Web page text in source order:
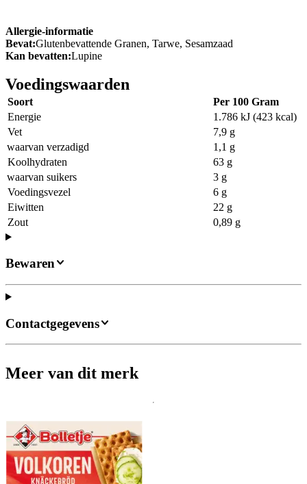
Allergie-informatie
Bevat:Glutenbevattende Granen, Tarwe, Sesamzaad
Kan bevatten:Lupine
Voedingswaarden
Soort
Per 100 Gram
Energie
1.786 kJ (423 kcal)
Vet
7,9 g
waarvan verzadigd
1,1 g
Koolhydraten
63 g
waarvan suikers
3 g
Voedingsvezel
6 g
Eiwitten
22 g
Zout
0,89 g
Bewaren
Contactgegevens
Meer van dit merk